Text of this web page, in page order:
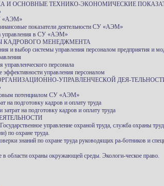
И ОСНОВНЫЕ ТЕХНИКО-ЭКОНОМИЧЕСКИЕ
«АЭМ»
показатели деятельности СУ «АЭМ»
управления в СУ «АЭМ»
КАДРОВОГО МЕНЕДЖМЕНТА
и выбор системы управления персоналом предприятия и
персонала
управления персоналом
УПРАВЛЕНЧЕСКОЙ ДЕЯ-
потенциалом СУ «АЭМ»
на подготовку кадров и оплату труда
на подготовку кадров и оплату труда
управление охраной труда, служба охраны
по охране труда.
знаний по охране труда руководящих ра-ботников и
в области охраны окружающей среды. Экологи-ческое право.